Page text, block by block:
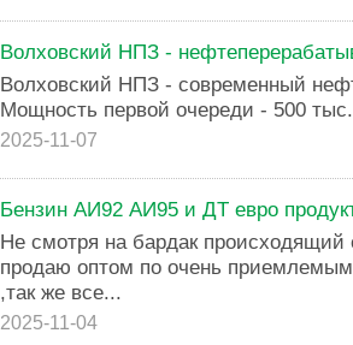
Волховский НПЗ -
Волховский НПЗ - современный
Мощность первой очереди - 500
2025-11-07
Бензин АИ92 АИ95 и ДТ евро
Не смотря на бардак
продаю оптом по очень
,так же все...
2025-11-04